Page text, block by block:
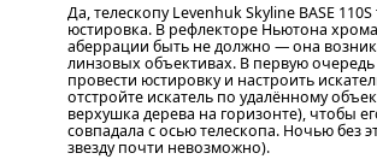
Да, телескопу Levenhuk Skyline BASE 110S
юстировка. В рефлекторе Ньютона
аберрации быть не должно — она
линзовых объективах. В первую
провести юстировку и настроить
отстройте искатель по удалённому
верхушка дерева на горизонте), чтобы
совпадала с осью телескопа. Ночью без
звезду почти невозможно).